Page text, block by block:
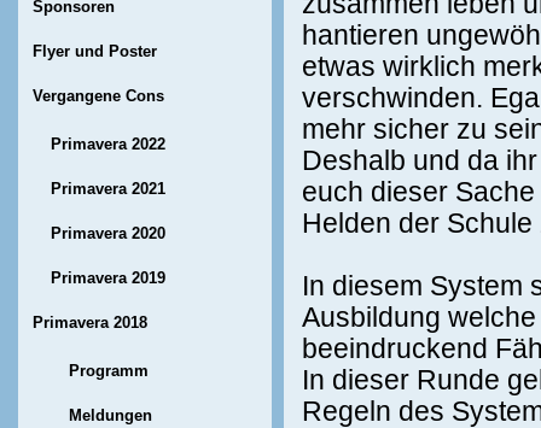
Sponsoren
Flyer und Poster
Vergangene Cons
Primavera 2022
Primavera 2021
Primavera 2020
Primavera 2019
Primavera 2018
Programm
Meldungen
hantieren
etwas wirklich
verschwinden.
mehr sicher zu
Deshalb und da
euch dieser
Helden der
In diesem System
Ausbildung
beeindruckend
In dieser Runde
Regeln des